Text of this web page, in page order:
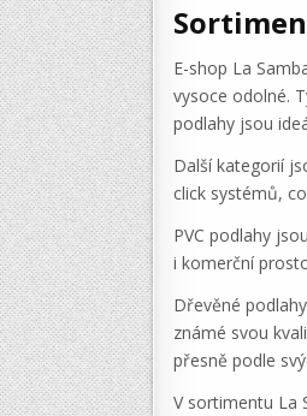
E-shop La
vysoce odolné.
podlahy jsou
Další kategorií
click systémů,
PVC podlahy
i komerční
Dřevěné
známé svou
přesně podle
V sortimentu La